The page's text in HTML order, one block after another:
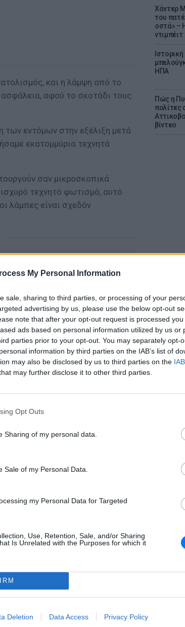
My Personal Information
sale, sharing to third parties, or processing of your
advertising by us, please use the below opt-out
note that after your opt-out request is processed you
ads based on personal information utilized by us or
parties prior to your opt-out. You may separately opt-
information by third parties on the IAB’s list of
may also be disclosed by us to third parties on the
may further disclose it to other third parties.
Opt Outs
Sharing of my personal data.
Sale of my Personal Data.
my Personal Data for Targeted
Use, Retention, Sale, and/or Sharing
Is Unrelated with the Purposes for which it
Deletion Data Access Privacy Policy
Χάντερ
του
οστά» –
ντιμπέιτ
ΗΠΑ
Πώς η
πολίτες
βίντεο
48
ΕΙΔΗΣΕΙΣ
έπεσε
και η λάμψη από το
αφού το σκοτάδι τους
των εντόμων στην εξέλιξη μετά
εκατομμύρια τεχνητά
σαν μικροσκοπικά
τεχνητό φωτισμό, αυτό
λάμπες είναι σχεδόν
News και μάθετε πρώτοιτα
και ότι σου κάνει κλικ!